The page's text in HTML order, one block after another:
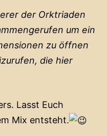
der Orktriaden
um ein
zu öffnen
die hier
Lasst Euch
Mix entsteht.